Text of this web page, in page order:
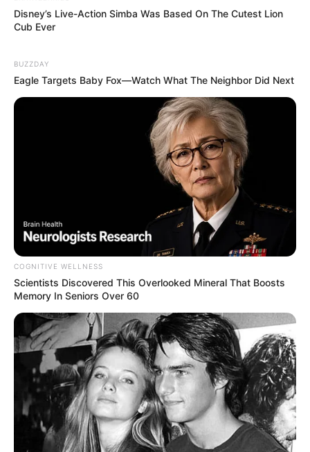
Gemes
Ambyar! 10 Kalimat Baper
Pakai Bahasa Jawa Ini Bikin
Fail! 10 Potret Makanan Gagal
Dimasak yang Bikin Kamu
Nggak Selera
Disney’s Live-Action Simba Was Based On The Cutest Lion
Cub Ever
BUZZDAY
Eagle Targets Baby Fox—Watch What The Neighbor Did Next
COGNITIVE WELLNESS
Scientists Discovered This Overlooked Mineral That Boosts
Memory In Seniors Over 60